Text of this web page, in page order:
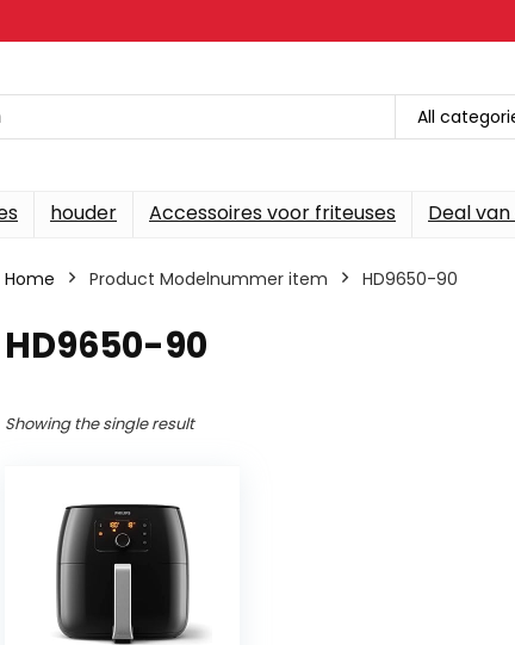
All
houder Accessoires voor friteuses Deal
Home Product Modelnummer item ‎HD9650-90
‎HD9650-90
Showing the single result